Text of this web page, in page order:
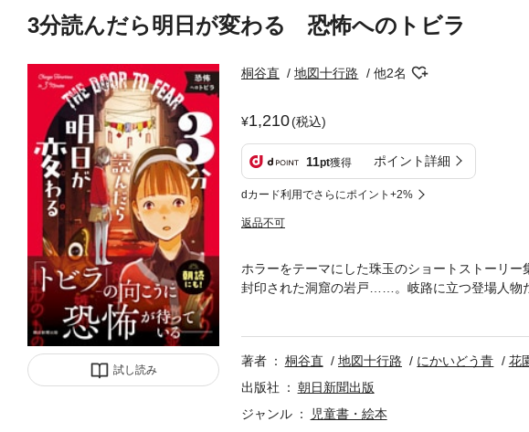
3分読んだら明日が変わる 恐怖へのトビラ
試し読み
桐谷直 地図十行路 他2名
1,210(税込)
11pt獲得 ポイント詳細
dカード利用でさらにポイント+2%
返品不可
ホラーをテーマにした珠玉のショートストーリ
封印された洞窟の岩戸……。岐路に立つ登場人物
「未来」、はたまた「パラレルワールド」に繋
著者 桐谷直 地図十行路 にかいどう青
花
出版社
朝日新聞出版
ジャンル
児童書・絵本